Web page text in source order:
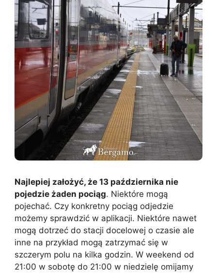
Najlepiej założyć, że 13 października nie
pojedzie żaden pociąg. Niektóre mogą
pojechać. Czy konkretny pociąg odjedzie
możemy sprawdzić w aplikacji. Niektóre nawet
mogą dotrzeć do stacji docelowej o czasie ale
inne na przykład mogą zatrzymać się w
szczerym polu na kilka godzin. W weekend od
21:00 w sobotę do 21:00 w niedzielę omijamy